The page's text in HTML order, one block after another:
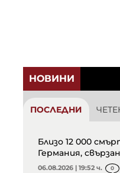
НОВИНИ
ПОСЛЕДНИ
Близо 12 000
Германия,
06.08.2026 | 19:52 ч. 0